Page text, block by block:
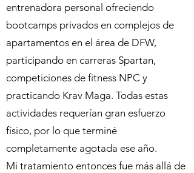
entrenadora personal ofreciendo
bootcamps privados en complejos de
apartamentos en el área de DFW,
participando en carreras Spartan,
competiciones de fitness NPC y
practicando Krav Maga. Todas estas
actividades requerían gran esfuerzo
físico, por lo que terminé
completamente agotada ese año.
Mi tratamiento entonces fue más allá de